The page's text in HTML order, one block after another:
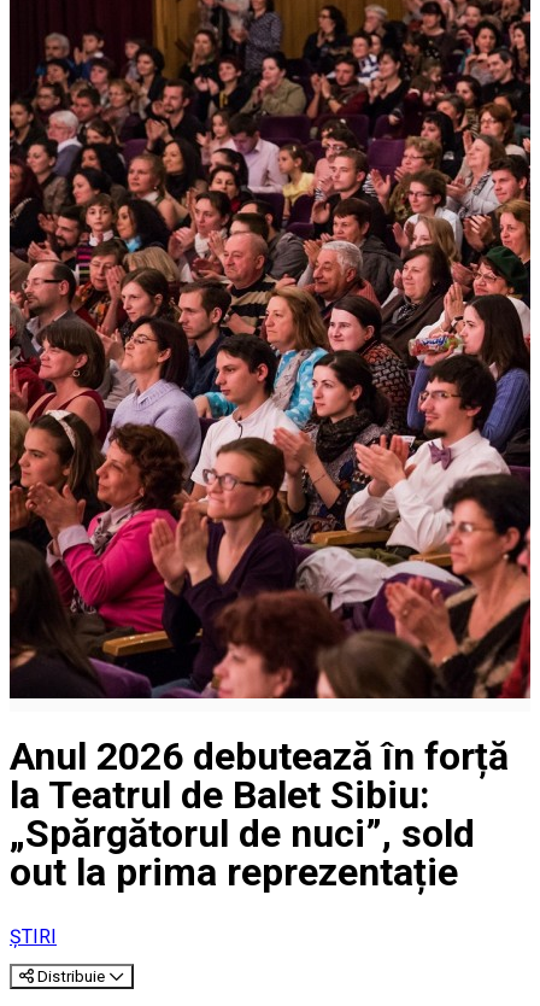
Anul 2026 debutează în forță
la Teatrul de Balet Sibiu:
„Spărgătorul de nuci”, sold
out la prima reprezentație
ȘTIRI
Distribuie